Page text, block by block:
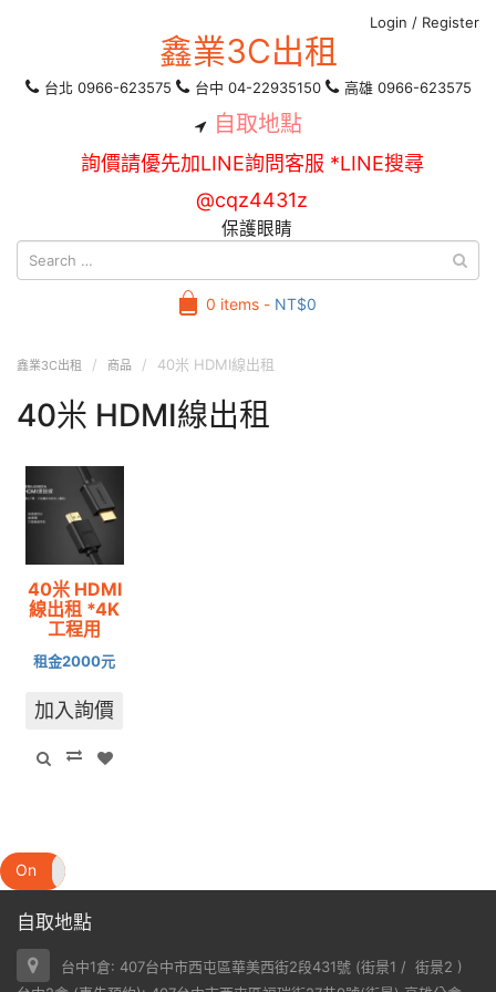
Login / Register
鑫業3C出租
台北 0966-623575 台中 04-22935150 高雄 0966-623575
自取地點
詢價請優先加LINE詢問客服 *LINE搜尋
@cqz4431z
保護眼睛
0 items - NT$0
鑫業3C出租 商品 40米 HDMI線出租
40米 HDMI線出租
40米 HDMI
線出租 *4K
工程用
租金2000元
加入詢價
On
自取地點
台中1倉: 407台中市西屯區華美西街2段431號 (街景1 / 街景2 )